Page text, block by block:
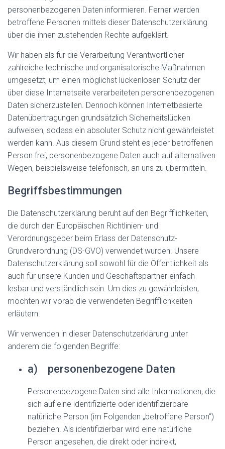
personenbezogenen Daten informieren. Ferner werden
betroffene Personen mittels dieser Datenschutzerklärung
über die ihnen zustehenden Rechte aufgeklärt.
Wir haben als für die Verarbeitung Verantwortlicher
zahlreiche technische und organisatorische Maßnahmen
umgesetzt, um einen möglichst lückenlosen Schutz der
über diese Internetseite verarbeiteten personenbezogenen
Daten sicherzustellen. Dennoch können Internetbasierte
Datenübertragungen grundsätzlich Sicherheitslücken
aufweisen, sodass ein absoluter Schutz nicht gewährleistet
werden kann. Aus diesem Grund steht es jeder betroffenen
Person frei, personenbezogene Daten auch auf alternativen
Wegen, beispielsweise telefonisch, an uns zu übermitteln.
Begriffsbestimmungen
Die Datenschutzerklärung beruht auf den Begrifflichkeiten,
die durch den Europäischen Richtlinien- und
Verordnungsgeber beim Erlass der Datenschutz-
Grundverordnung (DS-GVO) verwendet wurden. Unsere
Datenschutzerklärung soll sowohl für die Öffentlichkeit als
auch für unsere Kunden und Geschäftspartner einfach
lesbar und verständlich sein. Um dies zu gewährleisten,
möchten wir vorab die verwendeten Begrifflichkeiten
erläutern.
Wir verwenden in dieser Datenschutzerklärung unter
anderem die folgenden Begriffe:
a) personenbezogene Daten
Personenbezogene Daten sind alle Informationen, die
sich auf eine identifizierte oder identifizierbare
natürliche Person (im Folgenden „betroffene Person“)
beziehen. Als identifizierbar wird eine natürliche
Person angesehen, die direkt oder indirekt,